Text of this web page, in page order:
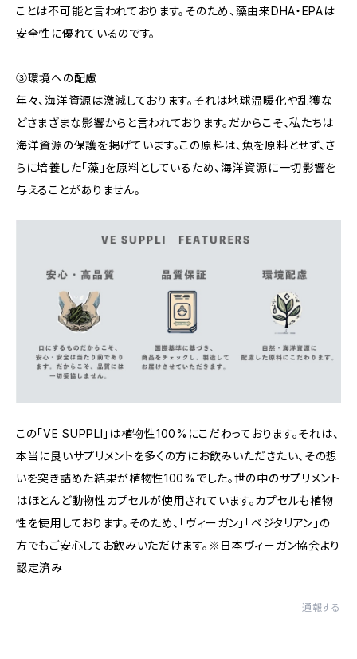
ことは不可能と言われております。そのため、藻由来DHA・EPAは
安全性に優れているのです。
③環境への配慮
年々、海洋資源は激減しております。それは地球温暖化や乱獲な
どさまざまな影響からと言われております。だからこそ、私たちは
海洋資源の保護を掲げています。この原料は、魚を原料とせず、さ
らに培養した「藻」を原料としているため、海洋資源に一切影響を
与えることがありません。
この「VE SUPPLI」は植物性100%にこだわっております。それは、
本当に良いサプリメントを多くの方にお飲みいただきたい、その想
いを突き詰めた結果が植物性100%でした。世の中のサプリメント
はほとんど動物性カプセルが使用されています。カプセルも植物
性を使用しております。そのため、「ヴィーガン」「ベジタリアン」の
方でもご安心してお飲みいただけます。※日本ヴィーガン協会より
認定済み
通報する